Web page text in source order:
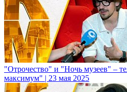
"Отрочество" и "Ночь музеев" –
максимум" | 23 мая 2025